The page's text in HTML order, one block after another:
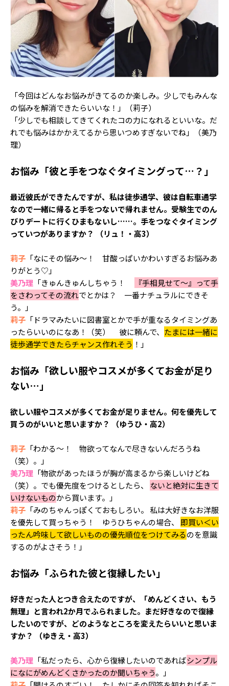
Follow us
ST member
新規会員登録・ログイン
「今回はどんなお悩みがきてるのか楽しみ。少しでもみんな
の悩みを解消できたらいいな！」（莉子）
「少しでも相談してきてくれたコの力になれるといいな。だ
れでも悩みはかかえてるから思いつめすぎないでね」（美乃
理）
お悩み「彼と手をつなぐタイミングって…？」
最近彼氏ができたんですが、私は徒歩通学、彼は自転車通学
なので一緒に帰ると手をつないで帰れません。受験生でのん
びりデートに行くひまもないし……。手をつなぐタイミング
っていつがありますか？ （リュ！・高3）
莉子 「なにその悩み～！ 甘酸っぱいかわいすぎるお悩みあ
りがとう♡」
美乃理 「きゅんきゅんしちゃう！
『手相見せて～』って手
をさわってその流れでとかは？ 一番ナチュラルにできそ
う。」
莉子 「ドラマみたいに図書室とかで手が重なるタイミングあ
ったらいいのになあ！（笑） 彼に頼んで、 たまには一緒に
徒歩通学できたらチャンス作れそう ！ 」
お悩み「欲しい服やコスメが多くてお金が足り
ない…」
欲しい服やコスメが多くてお金が足りません。何を優先して
買うのがいいと思いますか？ （ゆうひ・高2）
莉子 「わかる～！ 物欲ってなんで尽きないんだろうね
（笑）。」
美乃理 「物欲があったほうが胸が高まるから楽しいけどね
（笑）。でも優先度をつけるとしたら、 ないと絶対に生きて
いけないものから買います。」
莉子 「みのちゃんっぽくておもしろい。 私は大好きなお洋服
を優先して買っちゃう！ ゆうひちゃんの場合、 即買い＜い
ったん吟味して欲しいものの優先順位をつけてみるのを意識
するのがよさそう！」
お悩み「ふられた彼と復縁したい」
好きだった人とつき合えたのですが、「めんどくさい、もう
無理」と言われ2か月でふられました。まだ好きなので復縁
したいのですが、どのようなところを変えたらいいと思いま
すか？ （ゆきえ・高3）
美乃理 「私だったら、心から復縁したいのであればシンプル
になにがめんどくさかったのか聞いちゃう。」